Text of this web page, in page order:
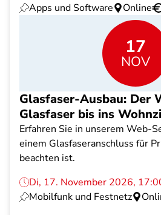
Apps und Software
Online
17
NOV
Glasfaser-Ausbau: Der
Glasfaser bis ins
Erfahren Sie in unserem Web-
einem Glasfaseranschluss für
beachten ist.
Di, 17. November 2026,
Mobilfunk und Festnetz